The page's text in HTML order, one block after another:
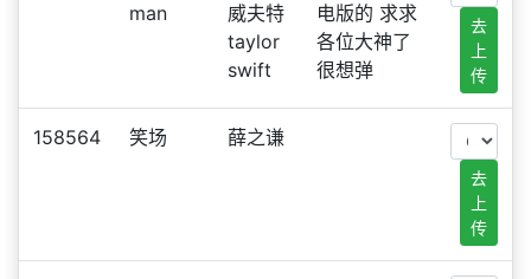
man
威夫特
taylor
swift
电版的 求求
各位大神了
很想弹
去
上
传
158564 笑场 薛之谦
去
上
传